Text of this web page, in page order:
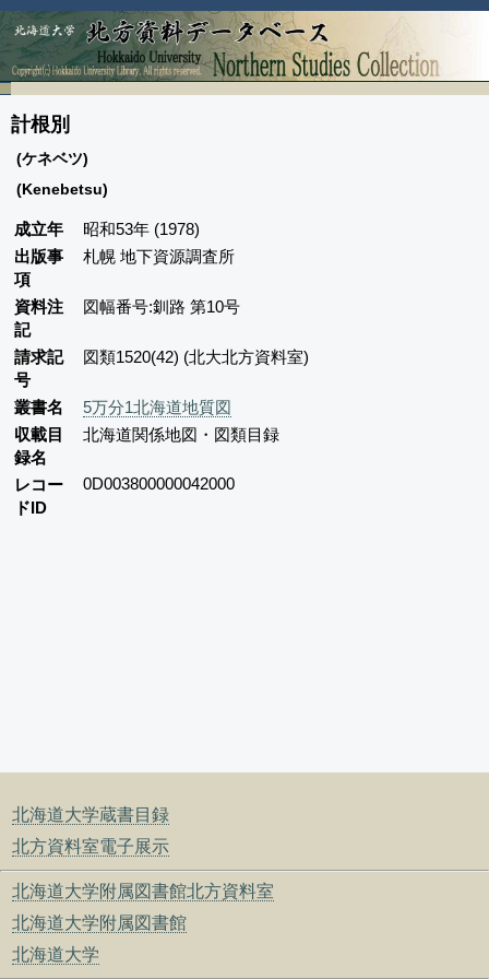
北海道大学蔵書目録
北方資料室電子展示
北海道大学附属図書館北方資料室
北海道大学附属図書館
北海道大学
計根別
(ケネベツ)
(Kenebetsu)
成立年
昭和53年 (1978)
出版事
項
札幌 地下資源調査所
資料注
記
図幅番号:釧路 第10号
請求記
号
図類1520(42) (北大北方資料室)
叢書名
5万分1北海道地質図
収載目
録名
北海道関係地図・図類目録
レコー
ドID
0D003800000042000